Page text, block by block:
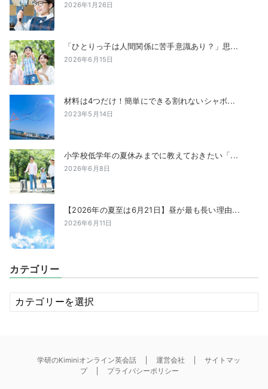
2026年1月26日
「ひとりっ子は人間関係に苦手意識あり？」思...
2026年6月15日
材料は4つだけ！簡単にできる割れないシャボ...
2023年5月14日
小学校低学年の夏休みまでに教えておきたい「...
2026年6月8日
【2026年の夏至は6月21日】昼が最も長い理由...
2026年6月11日
カテゴリー
カ
テ
学研のKiminiオンライン英会話 運営会社
サイトマッ
プ
プライバシーポリシー